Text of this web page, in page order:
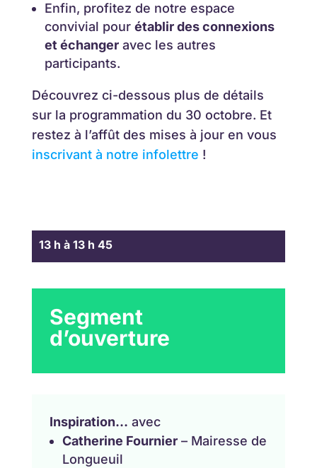
Enfin, profitez de notre espace
convivial pour établir des connexions
et échangeravec les autres
participants.
Découvrez ci-dessous plus de détails
sur la programmation du 30 octobre. Et
restez à l’affût des mises à jour en vous
inscrivant à notre infolettre !
13 h à 13 h 45
Segment
d’ouverture
Inspiration… avec
Catherine Fournier– Mairesse de
Longueuil